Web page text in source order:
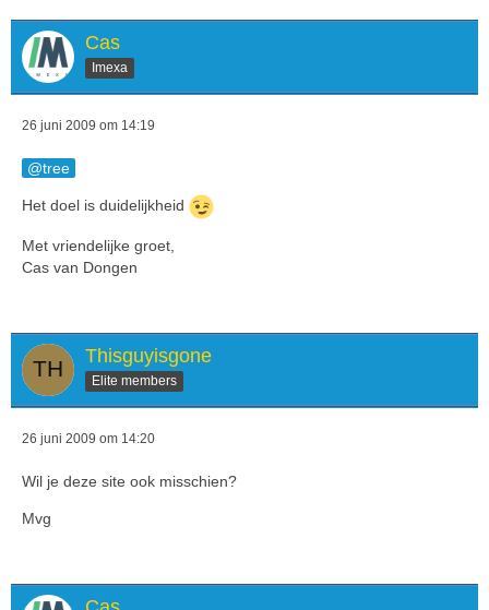
Cas
Imexa
26 juni 2009 om 14:19
tree
Het doel is duidelijkheid
Met vriendelijke groet,
Cas van Dongen
Thisguyisgone
Elite members
26 juni 2009 om 14:20
Wil je deze site ook misschien?
Mvg